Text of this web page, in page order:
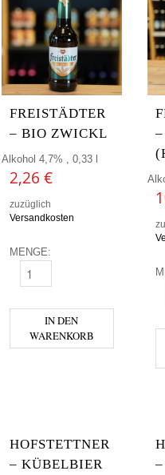
FREISTÄDTER
– BIO ZWICKL
Alkohol 4,7% , 0,33 l
2,26 €
zuzüglich
Versandkosten
MENGE:
FREISTÄDTER - BIO ZWICKL
IN DEN
WARENKORB
HOFSTETTNER
– KÜBELBIER